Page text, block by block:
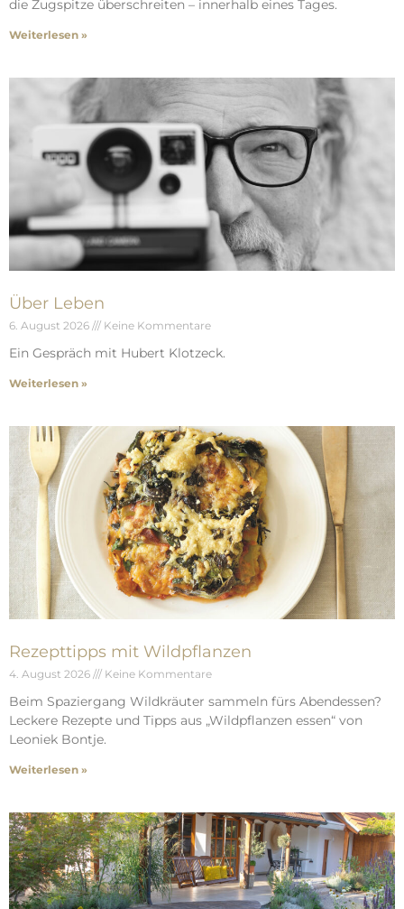
die Zugspitze überschreiten – innerhalb eines Tages.
Weiterlesen »
Über Leben
6. August 2026 Keine Kommentare
Ein Gespräch mit Hubert Klotzeck.
Weiterlesen »
Rezepttipps mit Wildpflanzen
4. August 2026 Keine Kommentare
Beim Spaziergang Wildkräuter sammeln fürs Abendessen?
Leckere Rezepte und Tipps aus „Wildpflanzen essen“ von
Leoniek Bontje.
Weiterlesen »